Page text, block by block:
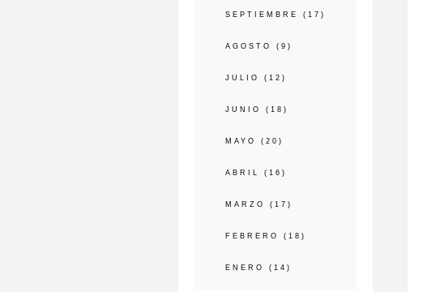
SEPTIEMBRE (17)
AGOSTO (9)
JULIO (12)
JUNIO (18)
MAYO (20)
ABRIL (16)
MARZO (17)
FEBRERO (18)
ENERO (14)